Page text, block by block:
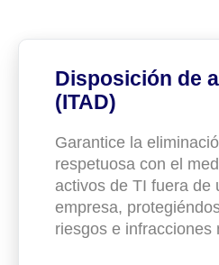
Disposición de
(ITAD)
Garantice la
respetuosa con el
activos de TI fuera de
empresa,
riesgos e infracciones